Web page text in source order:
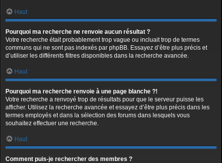
Haut
Pourquoi ma recherche ne renvoie aucun résultat ?
Votre recherche était probablement trop vague ou incluait trop de termes
communs qui ne sont pas indexés par phpBB. Essayez d’être plus précis et
d’utiliser les différents filtres disponibles dans la recherche avancée.
Haut
Pourquoi ma recherche renvoie à une page blanche ?!
Votre recherche a renvoyé trop de résultats pour que le serveur puisse les
afficher. Utilisez la recherche avancée et essayez d’être plus précis dans les
termes employés et dans la sélection des forums dans lesquels vous
souhaitez effectuer une recherche.
Haut
Comment puis-je rechercher des membres ?